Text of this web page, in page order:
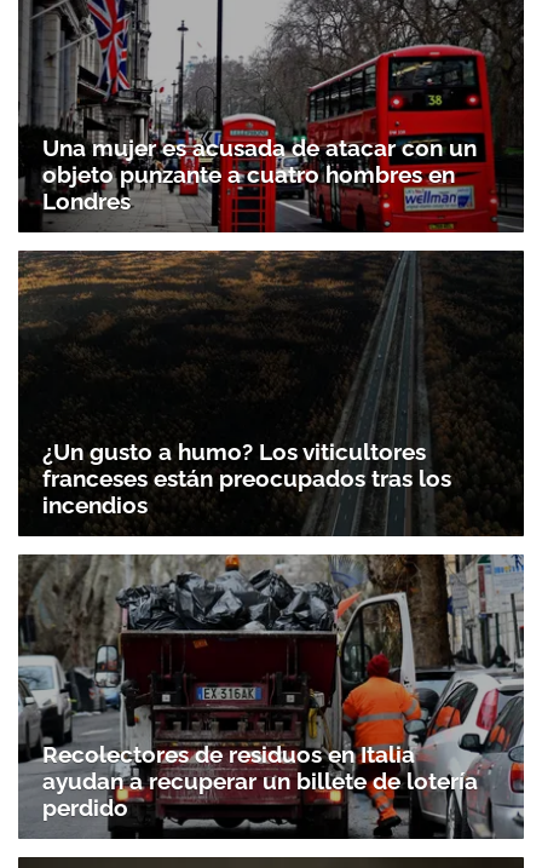
Una mujer es acusada de atacar con un
objeto punzante a cuatro hombres en
Londres
¿Un gusto a humo? Los viticultores
franceses están preocupados tras los
incendios
Recolectores de residuos en Italia
ayudan a recuperar un billete de lotería
perdido